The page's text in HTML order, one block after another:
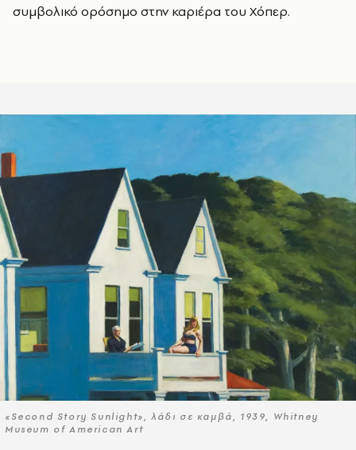
συμβολικό ορόσημο στην καριέρα του Χόπερ.
«Second Story Sunlight», λάδι σε καμβά, 1939, Whitney
Museum of American Art